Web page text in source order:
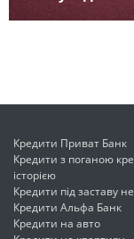
Кредити Приват Банк
Кредити з поганою
історією
Кредити під заставу
Кредити Альфа Банк
Кредити на авто